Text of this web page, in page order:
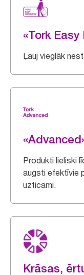
«Tork
Ļauj vieglāk
Produkti lieliski
augsti efektīvie
uzticami.
Krāsas,